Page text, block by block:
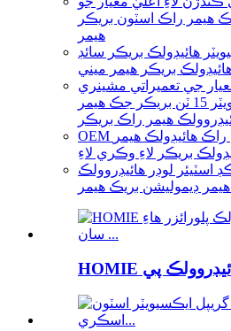
هيمر راڪ اسٽون بريڪر
هيمر
هائيڊولڪ بريڪر سائڊ
بريڪر هيمر ميني
جي تعميراتي مشينري
اٽيچمينٽ ايڪسيويٽر 15 ٽن بريڪر جڪ هيمر
هيمر راڪ بريڪر
OEM فيڪٽري قيمت ڊموليشن راڪ هائيڊولڪ هيمر
بريڪر لاءِ وڪري لاءِ
اسٽيئر لوڊر هائيڊروولڪ
ڊيموليشن بريڪ هيمر